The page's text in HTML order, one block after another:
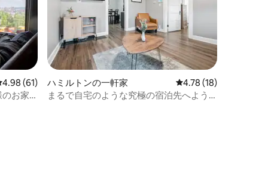
ビュー61件、5つ星中4.98つ星の平均評価
4.98 (61)
のお家
ハミルトンの一軒家 レビュー18件、5つ
4.78 (18)
まるで自宅のような究極の宿泊先へよう